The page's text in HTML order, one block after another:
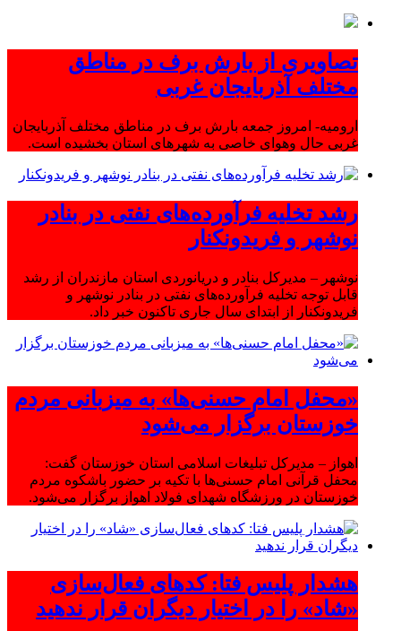
تصاویری از بارش برف در مناطق
مختلف آذربایجان غربی
ارومیه- امروز جمعه بارش برف در مناطق مختلف آذربایجان
غربی حال وهوای خاصی به شهرهای استان بخشیده است.
رشد تخلیه فرآورده‌های نفتی در بنادر
نوشهر و فریدونکنار
نوشهر – مدیرکل بنادر و دریانوردی استان مازندران از رشد
قابل توجه تخلیه فرآورده‌های نفتی در بنادر نوشهر و
فریدونکنار از ابتدای سال جاری تاکنون خبر داد.
«محفل امام حسنی‌ها» به میزبانی مردم
خوزستان برگزار می‌شود
اهواز – مدیرکل تبلیغات اسلامی استان خوزستان گفت:
محفل قرآنی امام حسنی‌ها با تکیه بر حضور باشکوه مردم
خوزستان در ورزشگاه شهدای فولاد اهواز برگزار می‌شود.
هشدار پلیس فتا: کدهای فعال‌سازی
«شاد» را در اختیار دیگران قرار ندهید